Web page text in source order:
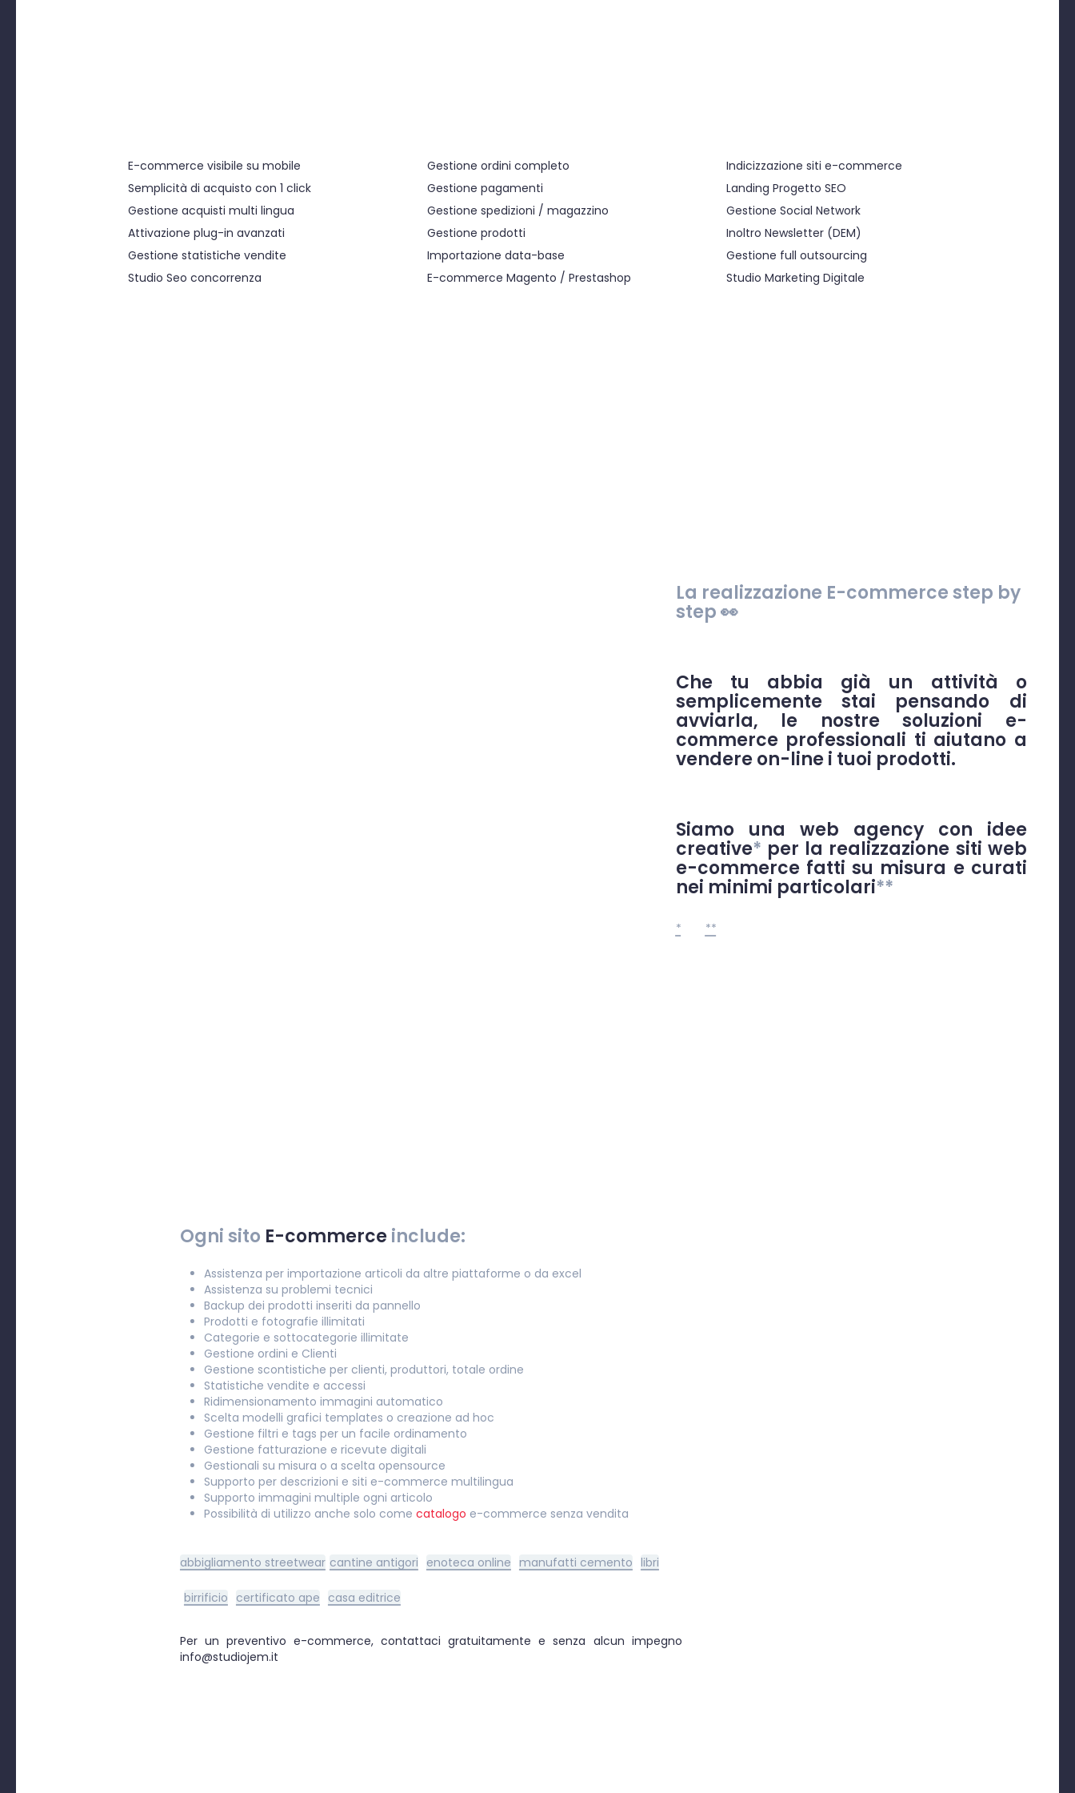
E-commerce visibile su mobile
Semplicità di acquisto con 1 click
Gestione acquisti multi lingua
Attivazione plug-in avanzati
Gestione statistiche vendite
Studio Seo concorrenza
Gestione ordini completo
Gestione pagamenti
Gestione spedizioni / magazzino
Gestione prodotti
Importazione data-base
E-commerce Magento / Prestashop
Indicizzazione siti e-commerce
Landing Progetto SEO
Gestione Social Network
Inoltro Newsletter (DEM)
Gestione full outsourcing
Studio Marketing Digitale
La realizzazione E-commercestep by
step👀
Che tu abbia già un attività o
semplicemente stai pensando di
avviarla, le nostre soluzioni e-
commerce professionali ti aiutano a
vendere on-line i tuoi prodotti.
Siamo una web agencycon idee
creative* per la realizzazione siti web
e-commerce fatti su misura e curati
nei minimi particolari**
* **
Ogni sito E-commerce include:
Assistenza per importazione articoli da altre piattaforme o da excel
Assistenza su problemi tecnici
Backup dei prodotti inseriti da pannello
Prodotti e fotografie illimitati
Categorie e sottocategorie illimitate
Gestione ordini e Clienti
Gestione scontistiche per clienti, produttori, totale ordine
Statistiche vendite e accessi
Ridimensionamento immagini automatico
Scelta modelli grafici templates o creazione ad hoc
Gestione filtri e tags per un facile ordinamento
Gestione fatturazione e ricevute digitali
Gestionali su misura o a scelta opensource
Supporto per descrizioni e siti e-commerce multilingua
Supporto immagini multiple ogni articolo
Possibilità di utilizzo anche solo comecatalogo e-commerce senza vendita
abbigliamento streetwear cantine antigori enoteca online manufatti cemento libri
birrificio certificato ape casa editrice
Per un preventivo e-commerce, contattaci gratuitamente e senza alcun impegno
info@studiojem.it